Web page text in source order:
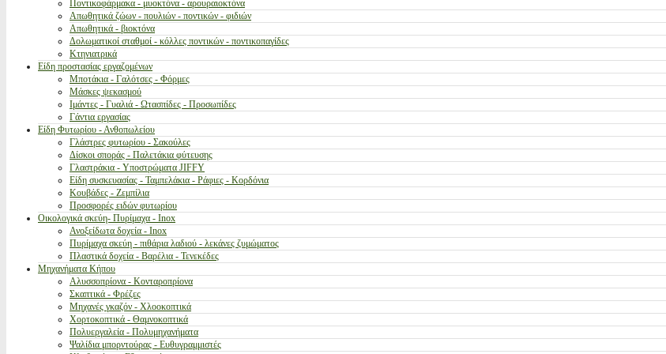
Ποντικοφάρμακα - μυοκτόνα - αρουραιοκτόνα
Απωθητικά ζώων - πουλιών - ποντικών - φιδιών
Απωθητικά - βιοκτόνα
Δολωματικοί σταθμοί - κόλλες ποντικών - ποντικοπαγίδες
Κτηνιατρικά
Είδη προστασίας εργαζομένων
Μποτάκια - Γαλότσες - Φόρμες
Μάσκες ψεκασμού
Ιμάντες - Γυαλιά - Ωτασπίδες - Προσωπίδες
Γάντια εργασίας
Είδη Φυτωρίου - Ανθοπωλείου
Γλάστρες φυτωρίου - Σακούλες
Δίσκοι σποράς - Παλετάκια φύτευσης
Γλαστράκια - Υποστρώματα JIFFY
Είδη συσκευασίας - Ταμπελάκια - Ράφιες - Κορδόνια
Κουβάδες - Ζεμπίλια
Προσφορές ειδών φυτωρίου
Οικολογικά σκεύη- Πυρίμαχα - Inox
Ανοξείδωτα δοχεία - Inox
Πυρίμαχα σκεύη - πιθάρια λαδιού - λεκάνες ζυμώματος
Πλαστικά δοχεία - Βαρέλια - Τενεκέδες
Μηχανήματα Κήπου
Αλυσσοπρίονα - Κονταροπρίονα
Σκαπτικά - Φρέζες
Μηχανές γκαζόν - Χλοοκοπτικά
Χορτοκοπτικά - Θαμνοκοπτικά
Πολυεργαλεία - Πολυμηχανήματα
Ψαλίδια μπορντούρας - Ευθυγραμμιστές